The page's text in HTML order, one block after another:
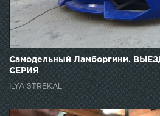
Самодельный Ламборгини.
СЕРИЯ
ILYA STREKAL